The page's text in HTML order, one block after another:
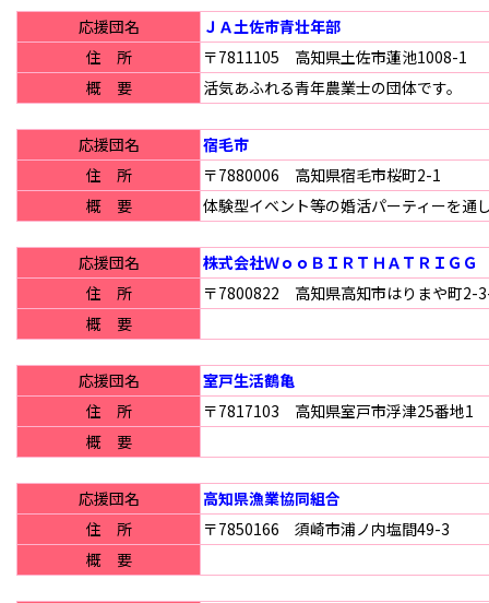
応援団名
ＪＡ土佐市青壮年部
住 所
〒7811105 高知県土佐市蓮池1008-1
概 要
活気あふれる青年農業士の団体です。
応援団名
宿毛市
住 所
〒7880006 高知県宿毛市桜町2-1
概 要
体験型イベント等の婚活パーティーを通
応援団名
株式会社ＷｏｏＢＩＲＴＨＡＴＲＩＧＧ
住 所
〒7800822 高知県高知市はりまや町2-
概 要
応援団名
室戸生活鶴亀
住 所
〒7817103 高知県室戸市浮津25番地1
概 要
応援団名
高知県漁業協同組合
住 所
〒7850166 須崎市浦ノ内塩間49-3
概 要